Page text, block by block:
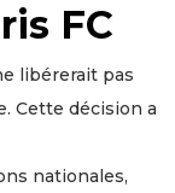
FC
libérerait pas
Cette décision a
nationales,